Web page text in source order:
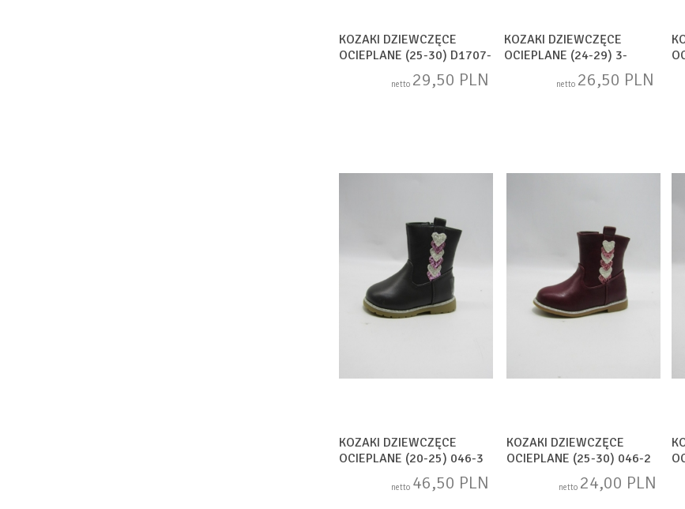
KOZAKI DZIEWCZĘCE
OCIEPLANE (25-30) D1707-
netto 29,50 PLN
KOZAKI DZIEWCZĘCE
OCIEPLANE (24-29) 3-
netto 26,50 PLN
KOZAKI DZIEWCZĘCE
OCIEPLANE (20-25) 046-3
netto 46,50 PLN
KOZAKI DZIEWCZĘCE
OCIEPLANE (25-30) 046-2
netto 24,00 PLN